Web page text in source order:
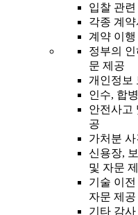
입찰 관
각종 계
계약 이
정부의
문 제공
개인정보
인수, 합
안전사고
공
가처분
신용장,
및 자문
기술 이
자문 제공
기타 감